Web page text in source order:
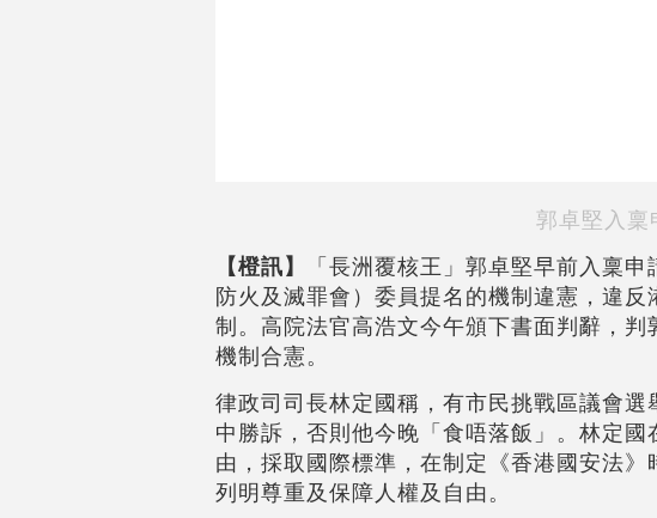
郭卓堅入稟
【橙訊】
「長洲覆核王」郭卓堅早前入稟
防火及滅罪會）委員提名的機制違憲，違
制。高院法官高浩文今午頒下書面判辭，
機制合憲。
律政司司長林定國稱，有市民挑戰區議會
中勝訴，否則他今晚「食唔落飯」。林定
由，採取國際標準，在制定《香港國安法
列明尊重及保障人權及自由。